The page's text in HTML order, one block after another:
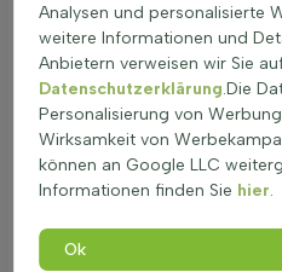
Schmetterlingspflanzen kaufen
Garten in ein Paradies für
Diese Pflanzen sind nicht nur
die Biodiversität. Sie ziehen
fördern die Artenvielfalt im
Der Zierwert
Schmetterlingspflanzen sind
Garten. Ihre Blüten sind nicht
Analysen und personalisierte
weitere Informationen und
Anbietern verweisen wir Sie
Datenschutzerklärung.Die
Personalisierung von
Wirksamkeit von
können an Google LLC
Informationen finden Sie hier.
Ok